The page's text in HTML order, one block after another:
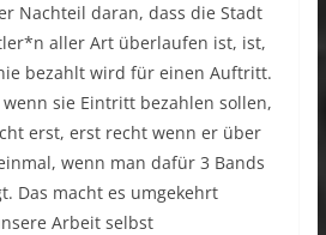
Nachteil daran, dass die Stadt
aller Art überlaufen ist, ist,
bezahlt wird für einen Auftritt.
sie Eintritt bezahlen sollen,
erst, erst recht wenn er über
wenn man dafür 3 Bands
Das macht es umgekehrt
Arbeit selbst